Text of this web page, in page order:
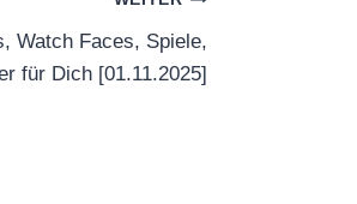
Watch Faces, Spiele,
für Dich [01.11.2025]